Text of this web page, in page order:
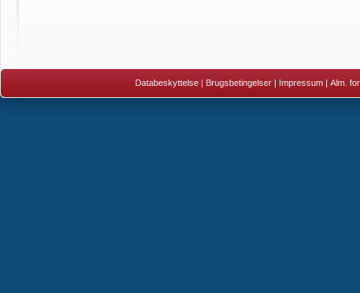
Databeskyttelse | Brugsbetingelser | Impressum | Alm.